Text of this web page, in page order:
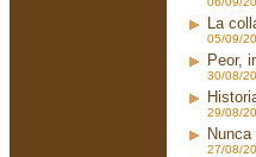
La
05/09/
Peor,
30/08/
29/08/
27/08/